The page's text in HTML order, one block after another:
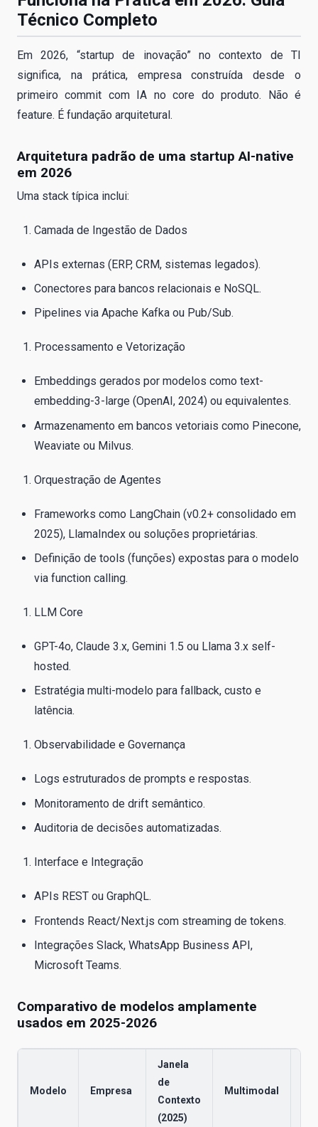
Técnico Completo
Em 2026, “startup de inovação” no contexto de TI
significa, na prática, empresa construída desde o
primeiro commit com IA no core do produto. Não é
feature. É fundação arquitetural.
Arquitetura padrão de uma startup AI-native
em 2026
Uma stack típica inclui:
Camada de Ingestão de Dados
APIs externas (ERP, CRM, sistemas legados).
Conectores para bancos relacionais e NoSQL.
Pipelines via Apache Kafka ou Pub/Sub.
Processamento e Vetorização
Embeddings gerados por modelos como text-
embedding-3-large (OpenAI, 2024) ou equivalentes.
Armazenamento em bancos vetoriais como Pinecone,
Weaviate ou Milvus.
Orquestração de Agentes
Frameworks como LangChain (v0.2+ consolidado em
2025), LlamaIndex ou soluções proprietárias.
Definição de tools (funções) expostas para o modelo
via function calling.
LLM Core
GPT-4o, Claude 3.x, Gemini 1.5 ou Llama 3.x self-
hosted.
Estratégia multi-modelo para fallback, custo e
latência.
Observabilidade e Governança
Logs estruturados de prompts e respostas.
Monitoramento de drift semântico.
Auditoria de decisões automatizadas.
Interface e Integração
APIs REST ou GraphQL.
Frontends React/Next.js com streaming de tokens.
Integrações Slack, WhatsApp Business API,
Microsoft Teams.
Comparativo de modelos amplamente
usados em 2025-2026
Modelo Empresa
Janela
de
Contexto
(2025)
Multimodal